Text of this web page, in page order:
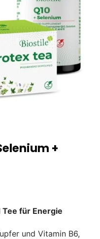
+
€.
Tee für Energie
und Vitamin B6,